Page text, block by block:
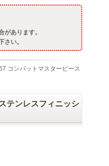
あります。
い。
コンバットマスターピース
テンレスフィニッシ